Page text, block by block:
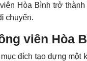
Hòa Bình trở
chuyển.
viên Hòa
đích tạo dựng một